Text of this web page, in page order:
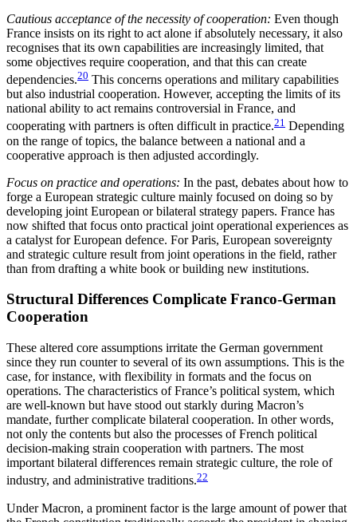
Cautious acceptance of the necessity of cooperation: Even though
France insists on its right to act alone if ab­solutely necessary, it also
recognises that its own capabilities are increasingly limited, that
some objec­tives require cooperation, and that this can create
dependencies.20 This concerns operations and military capabilities
but also industrial cooperation. However, accepting the limits of its
national ability to act remains controversial in France, and
cooperating with partners is often difficult in practice.21 Depending
on the range of topics, the balance between a national and a
cooperative approach is then adjusted accord­ingly.
Focus on practice and operations: In the past, debates about how to
forge a European strategic culture mainly focused on doing so by
developing joint Euro­pean or bilateral strategy papers. France has
now shifted that focus onto practical joint operational experiences as
a catalyst for European defence. For Paris, European sovereignty
and strategic culture result from joint operations in the field, rather
than from drafting a white book or building new institu­tions.
Structural Differences Complicate Franco‑German
Cooperation
These altered core assumptions irritate the German government
since they run counter to several of its own assumptions. This is the
case, for instance, with flexibility in formats and the focus on
operations. The characteristics of France’s political system, which
are well-known but have stood out starkly during Macron’s
mandate, further complicate bilateral co­opera­tion. In other words,
not only the contents but also the processes of French political
decision-making strain cooperation with partners. The most
important bilateral differences remain strategic culture, the role of
industry, and administrative traditions.22
Under Macron, a prominent factor is the large amount of power that